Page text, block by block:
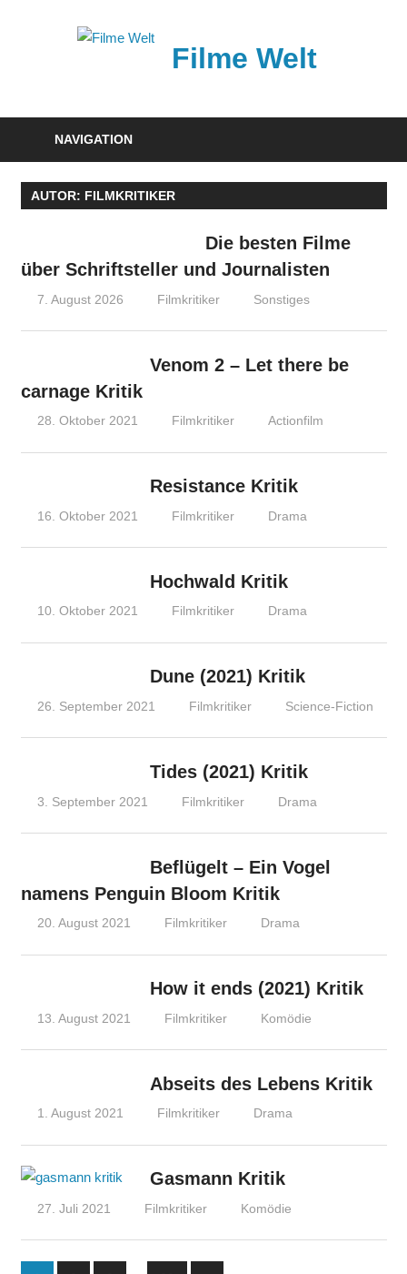
Filme Welt
von
aktuellen
NAVIGATION
AUTOR: FILMKRITIKER
Die besten Filme
über Schriftsteller und Journalisten
7. August 2026 Filmkritiker Sonstiges
Venom 2 – Let there be
carnage Kritik
28. Oktober 2021 Filmkritiker Actionfilm
Resistance Kritik
16. Oktober 2021 Filmkritiker Drama
Hochwald Kritik
10. Oktober 2021 Filmkritiker Drama
Dune (2021) Kritik
26. September 2021 Filmkritiker Science-Fiction
Tides (2021) Kritik
3. September 2021 Filmkritiker Drama
Beflügelt – Ein Vogel
namens Penguin Bloom Kritik
20. August 2021 Filmkritiker Drama
How it ends (2021) Kritik
13. August 2021 Filmkritiker Komödie
Abseits des Lebens Kritik
1. August 2021 Filmkritiker Drama
Gasmann Kritik
27. Juli 2021 Filmkritiker Komödie